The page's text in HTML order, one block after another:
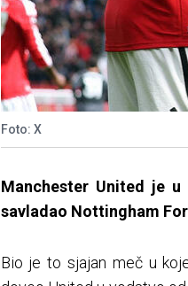
Foto: X
Manchester United je
savladao Nottingham
Bio je to sjajan meč u